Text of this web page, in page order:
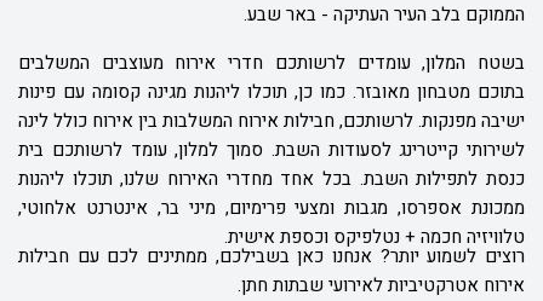
הממוקם בלב העיר העתיקה - באר שבע.
בשטח המלון, עומדים לרשותכם חדרי אירוח מעוצבים המשלבים
בתוכם מטבחון מאובזר. כמו כן, תוכלו ליהנות מגינה קסומה עם פינות
ישיבה מפנקות. לרשותכם, חבילות אירוח המשלבות בין אירוח כולל לינה
לשירותי קייטרינג לסעודות השבת. סמוך למלון, עומד לרשותכם בית
כנסת לתפילות השבת. בכל אחד מחדרי האירוח שלנו, תוכלו ליהנות
ממכונת אספרסו, מגבות ומצעי פרימיום, מיני בר, אינטרנט אלחוטי,
טלוויזיה חכמה + נטלפיקס וכספת אישית.
רוצים לשמוע יותר? אנחנו כאן בשבילכם, ממתינים לכם עם חבילות
אירוח אטרקטיביות לאירועי שבתות חתן.